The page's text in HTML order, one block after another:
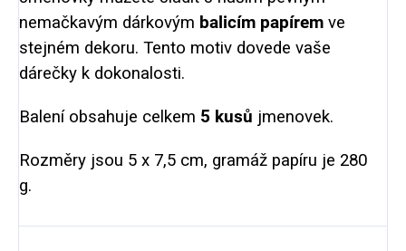
nemačkavým dárkovým balicím papírem ve
stejném dekoru. Tento motiv dovede vaše
dárečky k dokonalosti.
Balení obsahuje celkem 5 kusů jmenovek.
Rozměry jsou 5 x 7,5 cm, gramáž papíru je 280
g.